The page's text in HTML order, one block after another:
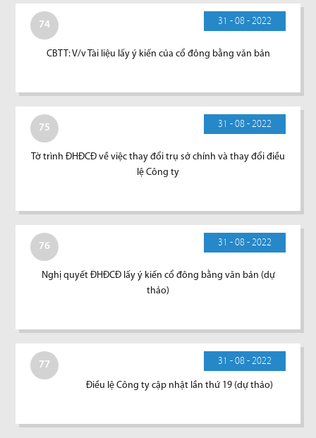
74 31 - 08 - 2022
CBTT: V/v Tài liệu lấy ý kiến của cổ đông bằng văn bản
75 31 - 08 - 2022
Tờ trình ĐHĐCĐ về việc thay đổi trụ sở chính và thay đổi điều
lệ Công ty
76 31 - 08 - 2022
Nghị quyết ĐHĐCĐ lấy ý kiến cổ đông bằng văn bản (dự
thảo)
77 31 - 08 - 2022
Điều lệ Công ty cập nhật lần thứ 19 (dự thảo)